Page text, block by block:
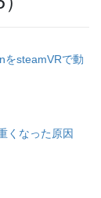
をsteamVRで動
くなった原因